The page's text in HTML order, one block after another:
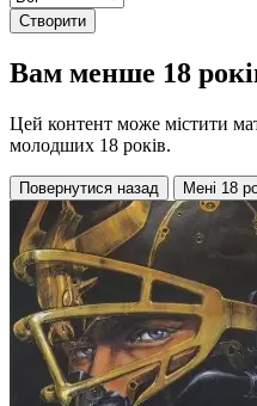
Створити
Вам менше 18
Цей контент може містити
молодших 18 років.
Повернутися назад Мені 18